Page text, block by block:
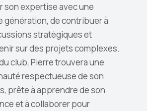
son expertise avec une
génération, de contribuer à
stratégiques et
sur des projets complexes.
club, Pierre trouvera une
respectueuse de son
prête à apprendre de son
et à collaborer pour